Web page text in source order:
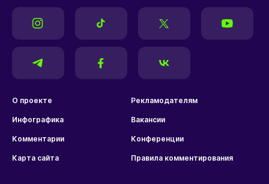
О проекте Рекламодателям
Инфографика Вакансии
Комментарии Конференции
Карта сайта Правила комментирования